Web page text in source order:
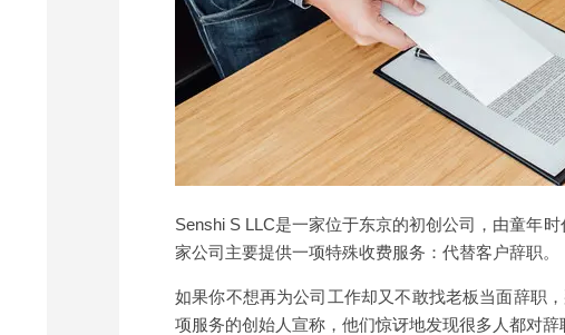
Senshi S LLC是一家位于东京的初创公司，由童年
家公司主要提供一项特殊收费服务：代替客户辞职。
如果你不想再为公司工作却又不敢找老板当面辞职
项服务的创始人宣称，他们惊讶地发现很多人都对